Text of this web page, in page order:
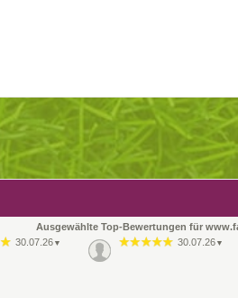
Ausgewählte Top-Bewertungen für
30.07.26 ▼ 30.07.26 ▼